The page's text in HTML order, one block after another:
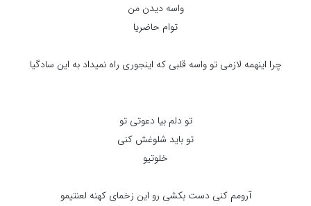
واسه دیدن من
توام حاضریا
چرا اینهمه لازمی تو واسه قلبی که اینجوری راه نمیداد به این سادگیا
تو دلم بیا دعوتی تو
تو باید شلوغش کنی
خلوتیو
آرومم کنی دست بکشی رو این زخمای کهنه لعنتیمو